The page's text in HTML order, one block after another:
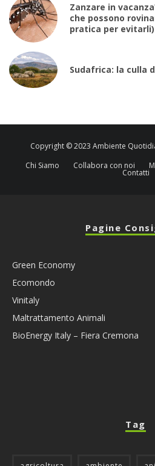
Zanzare in
che possono
pratica per evitarli)
Sudafrica: la culla
Copyright © 2023 Ambiente
Chi Siamo
Collabora con noi
Contatti
Pagine
Green Economy
Ecomondo
Vinitaly
Maltrattamento Animali
BioEnergy Italy – Fiera Cremona
Tag